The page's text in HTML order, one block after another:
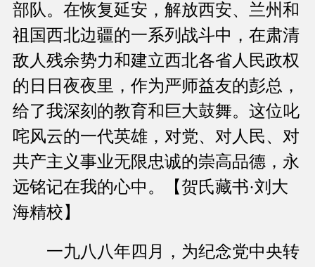
部队。在恢复延安，解放西安、兰州和
祖国西北边疆的一系列战斗中，在肃清
敌人残余势力和建立西北各省人民政权
的日日夜夜里，作为严师益友的彭总，
给了我深刻的教育和巨大鼓舞。这位叱
咤风云的一代英雄，对党、对人民、对
共产主义事业无限忠诚的崇高品德，永
远铭记在我的心中。【贺氏藏书·刘大
海精校】
一九八八年四月，为纪念党中央转